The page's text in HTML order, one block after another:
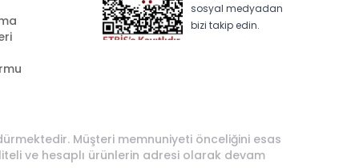
sosyal medyadan
bizi takip edin.
Müşteri memnuniyeti önceliğini esas
ve hesaplı ürünlerin adresi olarak devam